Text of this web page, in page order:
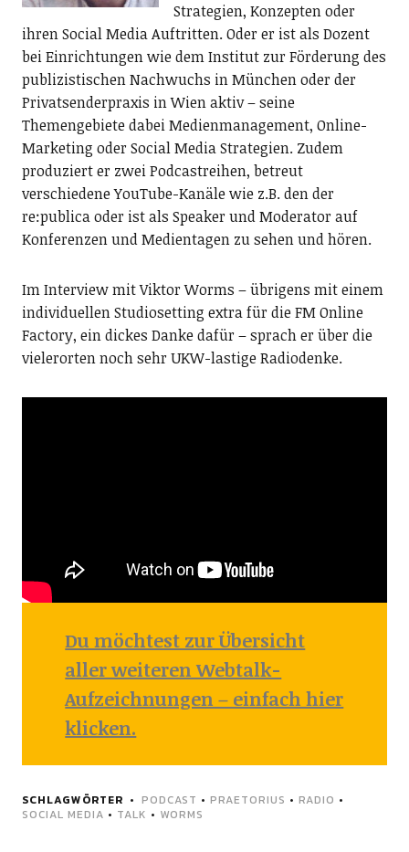
Strategien, Konzepten oder
ihren Social Media Auftritten. Oder er ist als Dozent
bei Einrichtungen wie dem Institut zur Förderung des
publizistischen Nachwuchs in München oder der
Privatsenderpraxis in Wien aktiv – seine
Themengebiete dabei Medienmanagement, Online-
Marketing oder Social Media Strategien. Zudem
produziert er zwei Podcastreihen, betreut
verschiedene YouTube-Kanäle wie z.B. den der
re:publica oder ist als Speaker und Moderator auf
Konferenzen und Medientagen zu sehen und hören.
Im Interview mit Viktor Worms – übrigens mit einem
individuellen Studiosetting extra für die FM Online
Factory, ein dickes Danke dafür – sprach er über die
vielerorten noch sehr UKW-lastige Radiodenke.
Du möchtest zur Übersicht
aller weiteren Webtalk-
Aufzeichnungen – einfach hier
klicken.
SCHLAGWÖRTER PODCAST • PRAETORIUS • RADIO •
SOCIAL MEDIA • TALK • WORMS